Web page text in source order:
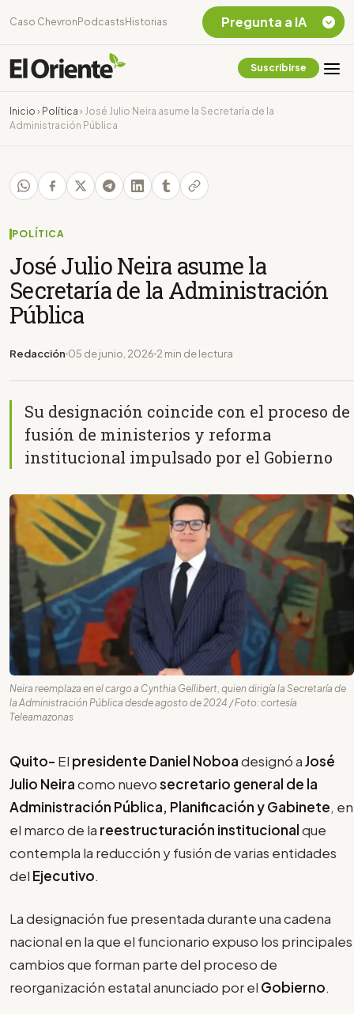
Caso Chevron Podcasts Historias
Suscribirse
Inicio › Política › José Julio Neira asume la Secretaría de la
Administración Pública
POLÍTICA
José Julio Neira asume la
Secretaría de la Administración
Pública
Redacción 05 de junio, 2026 2 min de lectura
Su designación coincide con el proceso de
fusión de ministerios y reforma
institucional impulsado por el Gobierno
Neira reemplaza en el cargo a Cynthia Gellibert, quien dirigía la Secretaría de
la Administración Pública desde agosto de 2024 / Foto: cortesía
Teleamazonas
Quito- El presidente Daniel Noboadesignó aJosé
Julio Neiracomo nuevosecretario general de la
Administración Pública, Planificación y Gabinete, en
el marco de la reestructuración institucionalque
contempla la reducción y fusión de varias entidades
del Ejecutivo.
La designación fue presentada durante una cadena
nacional en la que el funcionario expuso los principales
cambios que forman parte del proceso de
reorganización estatal anunciado por el Gobierno.
Pregunta a IA
Chevron Ecuador